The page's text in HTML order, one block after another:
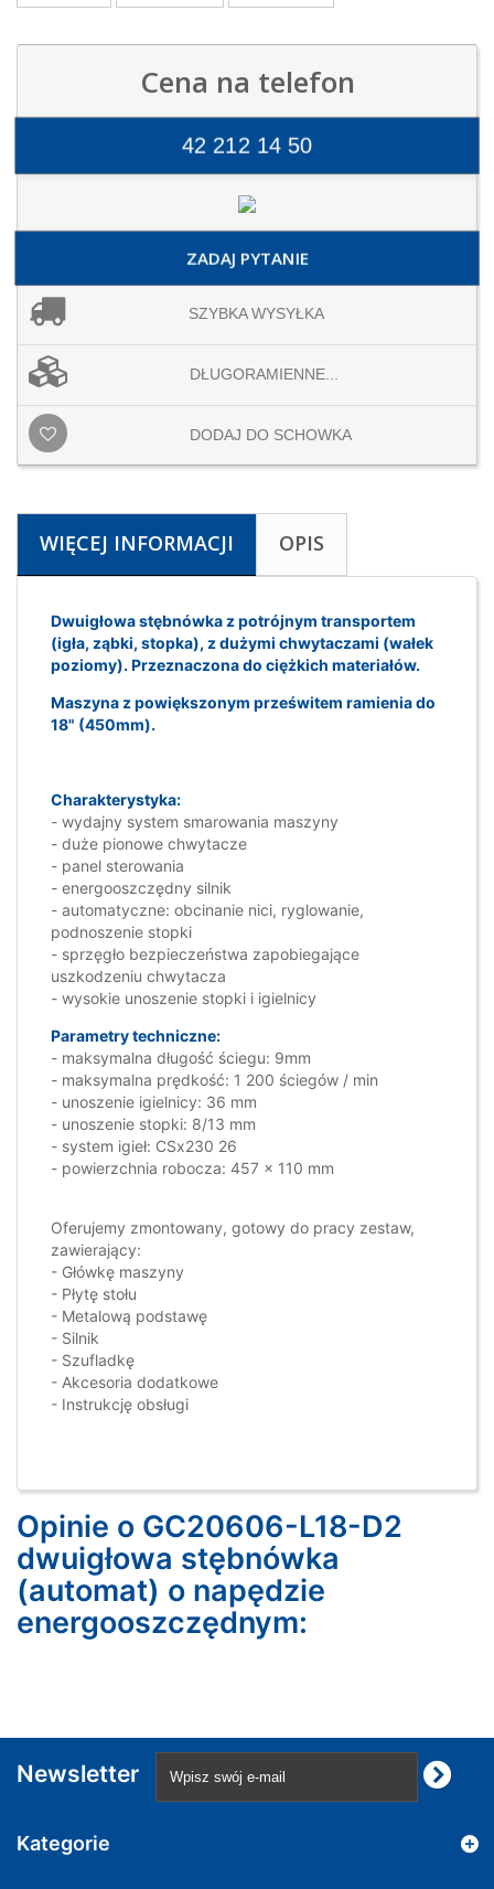
Cena na telefon
42 212 14 50
ZADAJ PYTANIE
SZYBKA WYSYŁKA
DŁUGORAMIENNE...
DODAJ DO SCHOWKA
WIĘCEJ INFORMACJI OPIS
Dwuigłowa stębnówka z potrójnym transportem
(igła, ząbki, stopka), z dużymi chwytaczami (wałek
poziomy). Przeznaczona do ciężkich materiałów.
Maszyna z powiększonym prześwitem ramienia do
18" (450mm).
Charakterystyka:
- wydajny system smarowania maszyny
- duże pionowe chwytacze
- panel sterowania
- energooszczędny silnik
- automatyczne: obcinanie nici, ryglowanie,
podnoszenie stopki
- sprzęgło bezpieczeństwa zapobiegające
uszkodzeniu chwytacza
- wysokie unoszenie stopki i igielnicy
Parametry techniczne:
- maksymalna długość ściegu: 9mm
- maksymalna prędkość: 1 200 ściegów / min
- unoszenie igielnicy: 36 mm
- unoszenie stopki: 8/13 mm
- system igieł: CSx230 26
- powierzchnia robocza: 457 x 110 mm
Oferujemy zmontowany, gotowy do pracy zestaw,
zawierający:
- Główkę maszyny
- Płytę stołu
- Metalową podstawę
- Silnik
- Szufladkę
- Akcesoria dodatkowe
- Instrukcję obsługi
Opinie o GC20606-L18-D2
dwuigłowa stębnówka
(automat) o napędzie
energooszczędnym:
Newsletter
Kategorie